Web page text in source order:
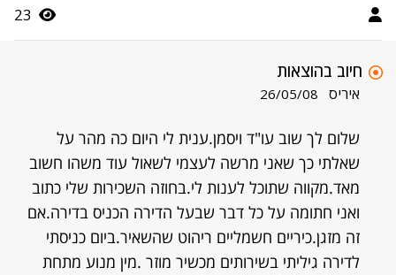
23
חיוב בהוצאות
איריס 26/05/08
שלום לך שוב עו"ד ויסמן.ענית לי היום כה מהר על
שאלתי כך שאני מרשה לעצמי לשאול עוד משהו חשוב
מאד.מקווה שתוכל לענות לי.בחוזה השכירות שלי כתוב
ואני חתומה על כל דבר שבעל הדירה הכניס בדירה.אם
זה מזגן.כיריים חשמליים ריהוט שהשאיר.ביום כניסתי
לדירה גיליתי בשירותים מכשיר מוזר .מין מנוע מתחת